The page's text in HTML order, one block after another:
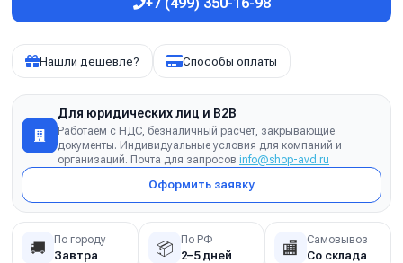
Нашли дешевле? Способы оплаты
Для юридических лиц и B2B
Работаем с НДС, безналичный расчёт, закрывающие
документы. Индивидуальные условия для компаний и
организаций. Почта для запросов info@shop-avd.ru
Оформить заявку
🚚 По городу
Завтра 📦 По РФ
2–5 дней 🏬 Самовывоз
Со склада